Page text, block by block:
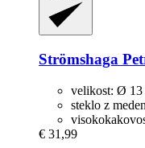
Strömshaga
velikost: Ø
steklo z
€ 31,99